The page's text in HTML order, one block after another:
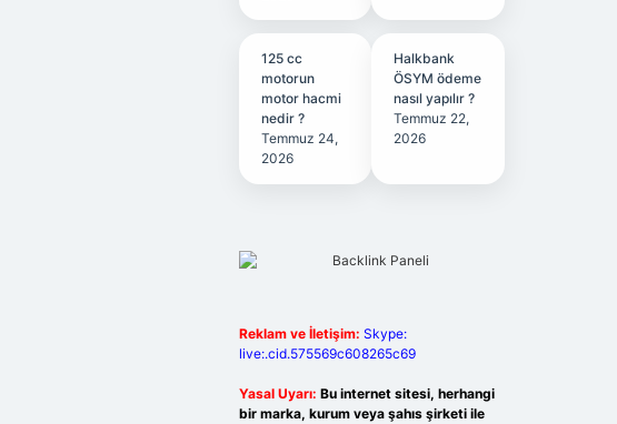
125 cc
motorun
motor hacmi
nedir ?
Temmuz 24,
2026
Halkbank
ÖSYM ödeme
nasıl yapılır ?
Temmuz 22,
2026
Reklam ve İletişim: Skype:
live:.cid.575569c608265c69
Yasal Uyarı: Bu internet sitesi, herhangi
bir marka, kurum veya şahıs şirketi ile